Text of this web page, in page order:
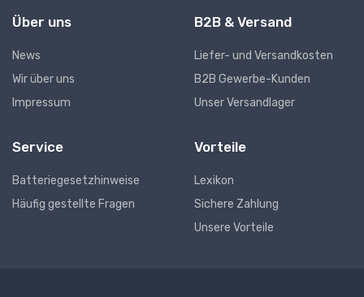
Über uns
News
Wir über uns
Impressum
B2B & Versand
Liefer- und Versandkosten
B2B Gewerbe-Kunden
Unser Versandlager
Service
Batteriegesetzhinweise
Häufig gestellte Fragen
Vorteile
Lexikon
Sichere Zahlung
Unsere Vorteile